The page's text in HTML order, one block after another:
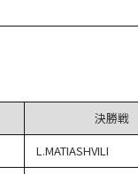
決勝戦
L.MATIASHVILI